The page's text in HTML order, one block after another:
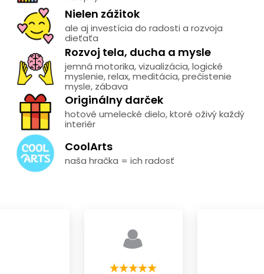
Nielen zážitok
ale aj investícia do radosti a rozvoja
dieťaťa
Rozvoj tela, ducha a mysle
jemná motorika, vizualizácia, logické
myslenie, relax, meditácia, prečistenie
mysle, zábava
Originálny darček
hotové umelecké dielo, ktoré oživý každý
interiér
CoolArts
naša hračka = ich radosť